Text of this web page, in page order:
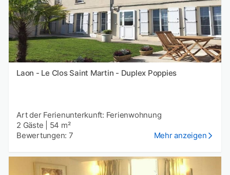
Laon - Le Clos Saint Martin - Duplex Poppies
Art der Ferienunterkunft: Ferienwohnung
2 Gäste
54 m²
Bewertungen: 7
Mehr anzeigen